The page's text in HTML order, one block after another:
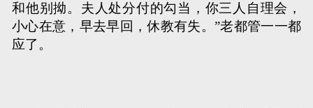
和他别拗。夫人处分付的勾当，你三人自理会，
小心在意，早去早回，休教有失。”老都管一一都
应了。